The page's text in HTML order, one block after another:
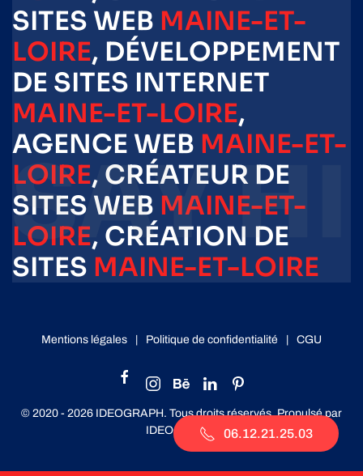
SITES WEB MAINE-ET-
LOIRE, DÉVELOPPEMENT
DE SITES INTERNET
MAINE-ET-LOIRE,
AGENCE WEB MAINE-ET-
LOIRE, CRÉATEUR DE
SITES WEB MAINE-ET-
LOIRE, CRÉATION DE
SITES MAINE-ET-LOIRE
Mentions légales Politique de confidentialité CGU
© 2020 - 2026 IDEOGRAPH. Tous droits réservés. Propulsé par
IDEOGRAPH
06.12.21.25.03